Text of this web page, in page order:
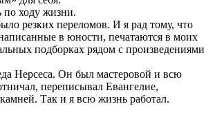
по ходу жизни.
резких переломов. И я рад тому, что
в юности, печатаются в моих
подборках рядом с произведениями
Нерсеса. Он был мастеровой и всю
переписывал Евангелие,
Так и я всю жизнь работал.